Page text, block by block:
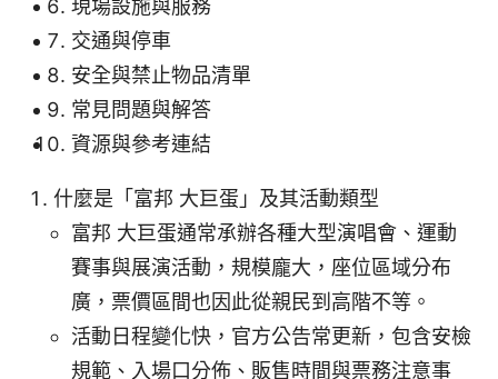
現場設施與服務
交通與停車
安全與禁止物品清單
常見問題與解答
資源與參考連結
什麼是「富邦 大巨蛋」及其活動類型
富邦 大巨蛋通常承辦各種大型演唱會、運動
賽事與展演活動，規模龐大，座位區域分布
廣，票價區間也因此從親民到高階不等。
活動日程變化快，官方公告常更新，包含安檢
規範、入場口分佈、販售時間與票務注意事